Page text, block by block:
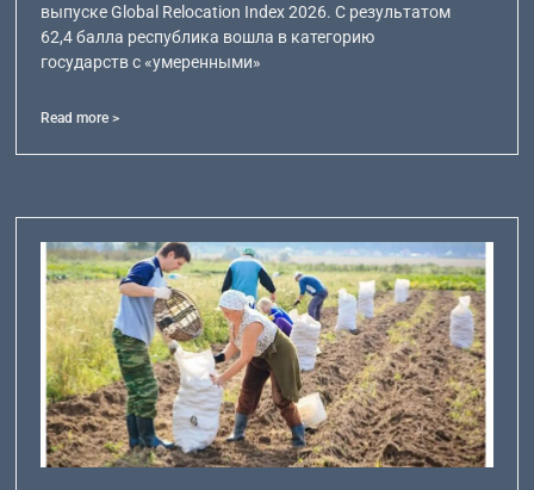
выпуске Global Relocation Index 2026. С результатом
62,4 балла республика вошла в категорию
государств с «умеренными»
Read more >